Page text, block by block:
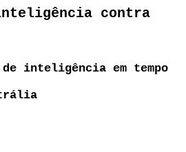
inteligência contra
inteligência em tempo